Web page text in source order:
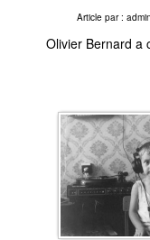
Article par :
Olivier Bernard a